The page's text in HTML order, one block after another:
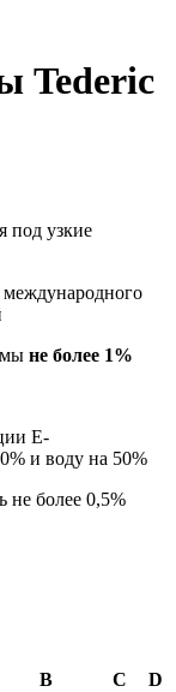
Tederic
под узкие
международного
не более 1%
E-
и воду на 50%
не более 0,5%
B C D